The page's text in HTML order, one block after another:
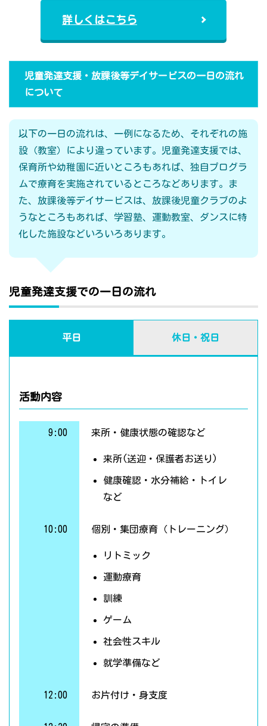
詳しくはこちら
児童発達支援・放課後等デイサービスの一日の流れ
について
以下の一日の流れは、一例になるため、それぞれの施
設（教室）により違っています。児童発達支援では、
保育所や幼稚園に近いところもあれば、独自プログラ
ムで療育を実施されているところなどあります。ま
た、放課後等デイサービスは、放課後児童クラブのよ
うなところもあれば、学習塾、運動教室、ダンスに特
化した施設などいろいろあります。
児童発達支援での一日の流れ
平日 休日・祝日
活動内容
9:00 来所・健康状態の確認など
来所(送迎・保護者お送り)
健康確認・水分補給・トイレ
など
10:00 個別・集団療育（トレーニング）
リトミック
運動療育
訓練
ゲーム
社会性スキル
就学準備など
12:00 お片付け・身支度